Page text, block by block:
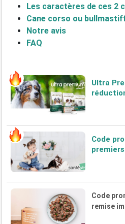
Les caractères de ces 2
Cane corso ou
Notre avis
FAQ
Ultra
Code
Code
remise